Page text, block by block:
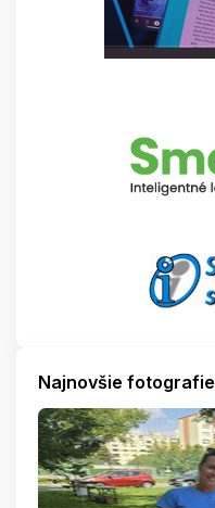
Najnovšie fotografie